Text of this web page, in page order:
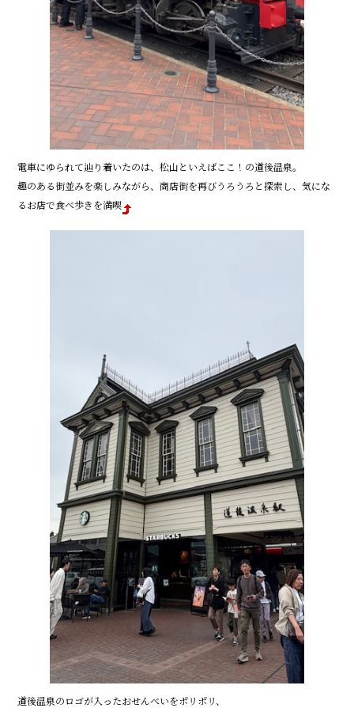
電車にゆられて辿り着いたのは、松山といえばここ！の道後温泉。
趣のある街並みを楽しみながら、商店街を再びうろうろと探索し、気にな
るお店で食べ歩きを満喫
道後温泉のロゴが入ったおせんべいをポリポリ、